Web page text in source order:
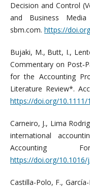
Decision and Control
and Business Media
sbm.com. https://
Bujaki, M., Butt, I.,
Commentary on
for the Accounting
Literature Review*.
https://doi.org/10.1111/
Carneiro, J., Lima
international
Accounting
https://doi.org/10.1016/
Castilla-Polo, F.,